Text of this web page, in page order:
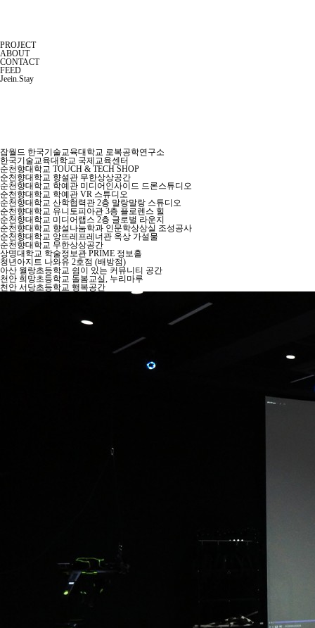
PROJECT
ABOUT
CONTACT
FEED
Jeein.Stay
잡월드 한국기술교육대학교 로복공학연구소
한국기술교육대학교 국제교육센터
순천향대학교 TOUCH & TECH SHOP
순천향대학교 향설관 무한상상공간
순천향대학교 학예관 미디어인사이드 드론스튜디오
순천향대학교 학예관 VR 스튜디오
순천향대학교 산학협력관 2층 말랑말랑 스튜디오
순천향대학교 유니토피아관 3층 플로렌스 힐
순천향대학교 미디어랩스 2층 글로벌 라운지
순천향대학교 향설나눔학과 인문학상상실 조성공사
순천향대학교 앙뜨레프레너관 옥상 가설물
순천향대학교 무한상상공간
상명대학교 학술정보관 PRIME 정보홀
청년아지트 나와유 2호점 (배방점)
아산 월랑초등학교 쉼이 있는 커뮤니티 공간
천안 희망초등학교 돌봄교실, 누리마루
천안 서당초등학교 행복공간